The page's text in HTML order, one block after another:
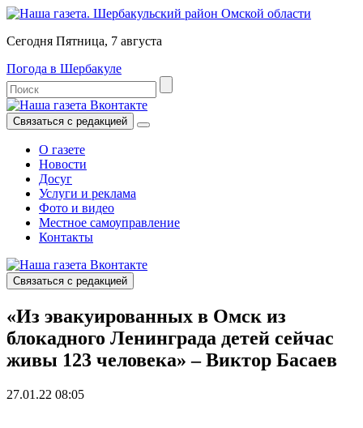
Сегодня Пятница, 7 августа
Погода в Шербакуле
Связаться с редакцией
О газете
Новости
Досуг
Услуги и реклама
Фото и видео
Местное самоуправление
Контакты
Связаться с редакцией
«Из эвакуированных в Омск из
блокадного Ленинграда детей сейчас
живы 123 человека» – Виктор Басаев
27.01.22 08:05